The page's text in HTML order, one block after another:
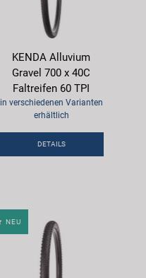
KENDA Alluvium
Gravel 700 x 40C
Faltreifen 60 TPI
in verschiedenen Varianten
erhältlich
DETAILS
NEU